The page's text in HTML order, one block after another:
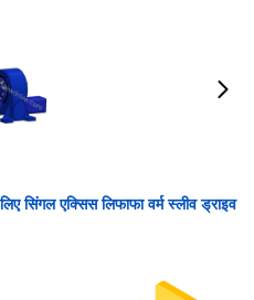
सिंगल एक्सिस लिफाफा वर्म स्लीव ड्राइव